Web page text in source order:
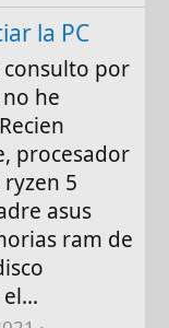
la PC
consulto por
he
procesador
5
asus
ram de